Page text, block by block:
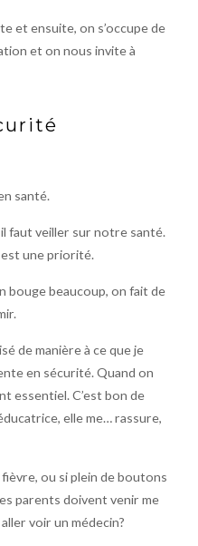
et ensuite, on s’occupe de
et on nous invite à
santé.
faut veiller sur notre santé.
est une priorité.
bouge beaucoup, on fait de
de manière à ce que je
en sécurité. Quand on
essentiel. C’est bon de
elle me… rassure,
fièvre, ou si plein de boutons
parents doivent venir me
voir un médecin?